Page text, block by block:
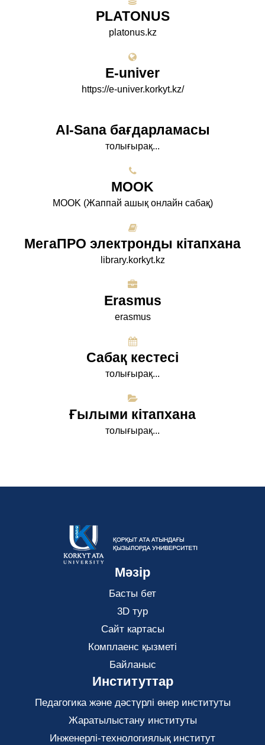
PLATONUS
platonus.kz
E-univer
https://e-univer.korkyt.kz/
AI-Sana бағдарламасы
толығырақ...
МООK
МООK (Жаппай ашық онлайн сабақ)
МегаПРО электронды кітапхана
library.korkyt.kz
Erasmus
erasmus
Сабақ кестесі
толығырақ...
Ғылыми кітапхана
толығырақ...
Мәзір
Басты бет
3D тур
Сайт картасы
Комплаенс қызметі
Байланыс
Институттар
Педагогика және дәстүрлі өнер институты
Жаратылыстану институты
Инженерлі-технологиялық институт